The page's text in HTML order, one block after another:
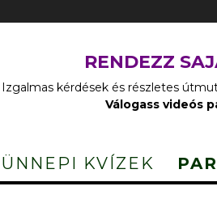
RENDEZZ
Izgalmas kérdések és részletes
Válogass videós
ÜNNEPI KVÍZEK